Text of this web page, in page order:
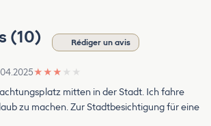
(10) Rédiger un avis
★ ★ ★ ★ ★
mitten in der Stadt. Ich fahre
zu machen. Zur Stadtbesichtigung für eine